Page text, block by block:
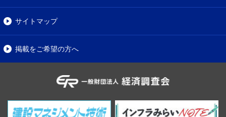
サイトマップ
掲載をご希望の方へ